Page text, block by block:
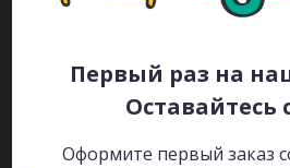
Первый раз на
Оставайтесь
Оформите первый заказ
Будьте всегда